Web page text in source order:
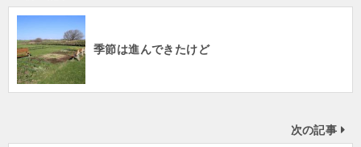
季節は進んできたけど
次の記事